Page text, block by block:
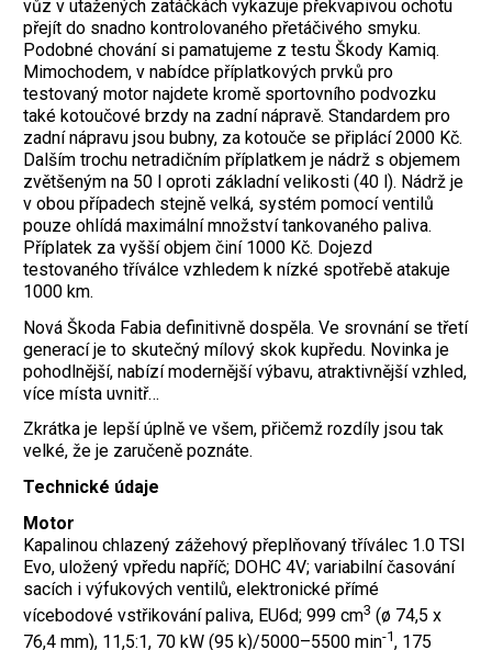
vůz v utažených zatáčkách vykazuje překvapivou ochotu
přejít do snadno kontrolovaného přetáčivého smyku.
Podobné chování si pamatujeme z testu Škody Kamiq.
Mimochodem, v nabídce příplatkových prvků pro
testovaný motor najdete kromě sportovního podvozku
také kotoučové brzdy na zadní nápravě. Standardem pro
zadní nápravu jsou bubny, za kotouče se připlácí 2000 Kč.
Dalším trochu netradičním příplatkem je nádrž s objemem
zvětšeným na 50 l oproti základní velikosti (40 l). Nádrž je
v obou případech stejně velká, systém pomocí ventilů
pouze ohlídá maximální množství tankovaného paliva.
Příplatek za vyšší objem činí 1000 Kč. Dojezd
testovaného tříválce vzhledem k nízké spotřebě atakuje
1000 km.
Nová Škoda Fabia definitivně dospěla. Ve srovnání se třetí
generací je to skutečný mílový skok kupředu. Novinka je
pohodlnější, nabízí modernější výbavu, atraktivnější vzhled,
více místa uvnitř…
Zkrátka je lepší úplně ve všem, přičemž rozdíly jsou tak
velké, že je zaručeně ­poznáte.
Technické údaje
Motor
Kapalinou chlazený zážehový přeplňovaný tříválec 1.0 TSI
Evo, uložený vpředu napříč; DOHC 4V; variabilní časování
sacích i výfukových ventilů, elektronické přímé
vícebodové vstřikování paliva, EU6d; 999 cm3 (ø 74,5 x
76,4 mm), 11,5:1, 70 kW (95 k)/5000–5500 min-1, 175